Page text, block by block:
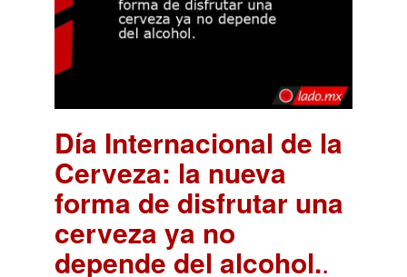
Día Internacional de la
Cerveza: la nueva
forma de disfrutar una
cerveza ya no
depende del alcohol..